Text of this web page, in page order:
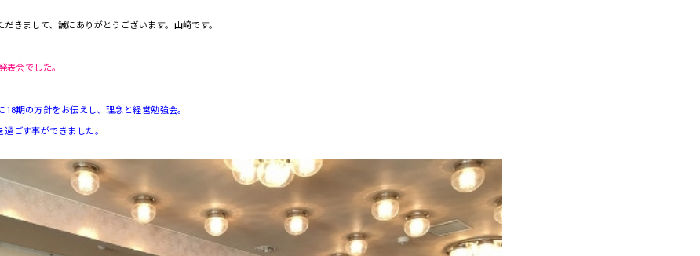
きまして、誠にありがとうございます。山﨑です。
表会でした。
期の方針をお伝えし、理念と経営勉強会。
ごす事ができました。